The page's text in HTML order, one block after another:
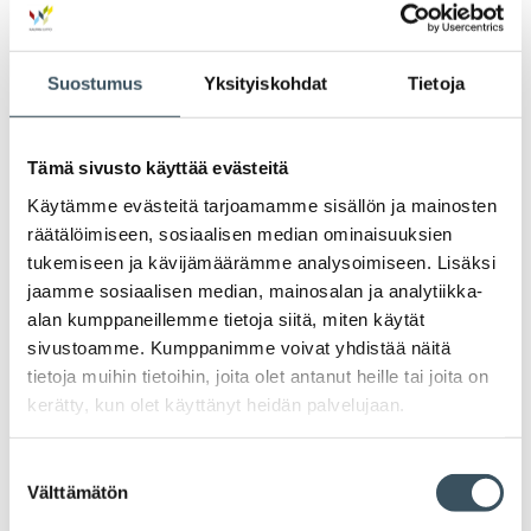
Suostumus Yksityiskohdat Tietoja
Tämä sivusto käyttää evästeitä
Käytämme evästeitä tarjoamamme sisällön ja mainosten
räätälöimiseen, sosiaalisen median ominaisuuksien
tukemiseen ja kävijämäärämme analysoimiseen. Lisäksi
jaamme sosiaalisen median, mainosalan ja analytiikka-
alan kumppaneillemme tietoja siitä, miten käytät
sivustoamme. Kumppanimme voivat yhdistää näitä
tietoja muihin tietoihin, joita olet antanut heille tai joita on
kerätty, kun olet käyttänyt heidän palvelujaan.
valinta
Välttämätön
Blogit
Neuvottelumaailma
Häiriötilanteisiin varautuminen
Kannattavakauppa.fi
Tarinoita kaupan alalta